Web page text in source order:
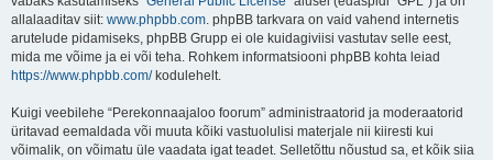
allalaaditav siit: www.phpbb.com. phpBB tarkvara on vaid vahend internetis
arutelude pidamiseks, phpBB Grupp ei ole kuidagiviisi vastutav selle eest,
mida me võime ja ei või teha. Rohkem informatsiooni phpBB kohta leiad
https://www.phpbb.com/kodulehelt.
Kuigi veebilehe “Perekonnaajaloo foorum” administraatorid ja moderaatorid
üritavad eemaldada või muuta kõiki vastuolulisi materjale nii kiiresti kui
võimalik, on võimatu üle vaadata igat teadet. Selletõttu nõustud sa, et kõik siia